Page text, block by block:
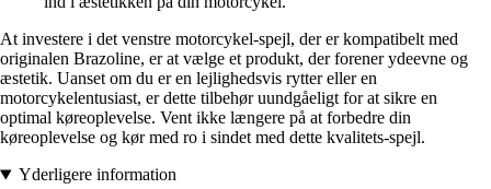
At investere i det venstre motorcykel-spejl, der er kompatibelt med
originalen Brazoline, er at vælge et produkt, der forener ydeevne og
æstetik. Uanset om du er en lejlighedsvis rytter eller en
motorcykelentusiast, er dette tilbehør uundgåeligt for at sikre en
optimal køreoplevelse. Vent ikke længere på at forbedre din
køreoplevelse og kør med ro i sindet med dette kvalitets-spejl.
Yderligere information